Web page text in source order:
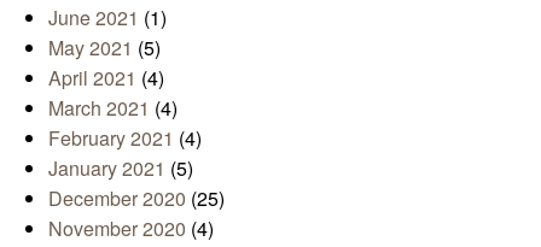
June 2021 (1)
May 2021 (5)
April 2021 (4)
March 2021 (4)
February 2021 (4)
January 2021 (5)
December 2020 (25)
November 2020 (4)